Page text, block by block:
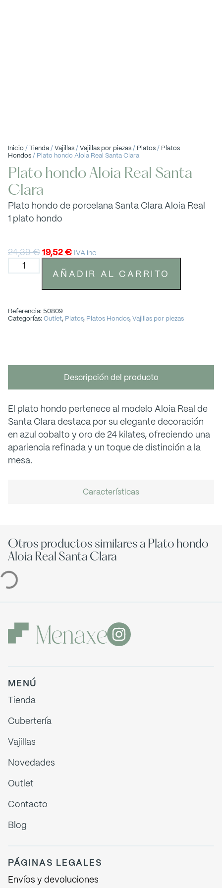
Inicio/Tienda/Vajillas/Vajillas por piezas/ Platos/ Platos
Hondos/ Plato hondo Aloia Real Santa Clara
Plato hondo Aloia Real Santa
Clara
Plato hondo de porcelana Santa Clara Aloia Real
1 plato hondo
24,39€19,52€ IVA inc
AÑADIR AL CARRITO
Referencia: 50809
Categorías: Outlet, Platos, Platos Hondos,Vajillas por piezas
Descripción del producto
Características
El plato hondo pertenece al modelo Aloia Real de
Santa Clara destaca por su elegante decoración
en azul cobalto y oro de 24 kilates, ofreciendo una
apariencia refinada y un toque de distinción a la
mesa.
Otros productos similares a Plato hondo
Aloia Real Santa Clara
MENÚ
Tienda
Cubertería
Vajillas
Novedades
Outlet
Contacto
Blog
PÁGINAS LEGALES
Envíos y devoluciones